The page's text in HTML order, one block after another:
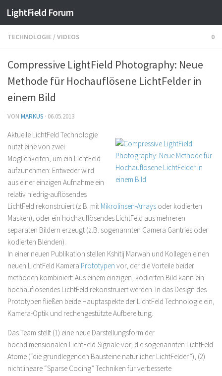
LightField Forum
TECHNOLOGIE /VIDEOS 0
Compressive LightField Photography: Neue
Methode für Hochauflösene LichtFelder in
einem Bild
VON MARKUS · 06.05.2013
Aktuelle LichtFeld Technologie
nutzt eine von zwei
Möglichkeiten, um ein LichtFeld
aufzunehmen: Entweder wird
aus einer einzigen Aufnahme ein
relativ niedrig-auflösendes
LichtFeld rekonstruiert (z.B. mit Mikrolinsen-Arrays oder kodierten
Masken), oder ein hochauflösendes LichtFeld aus mehreren
separaten Bildern erzeugt (z.B. sogenannten Camera Gantries oder
kodierten Blenden).
In einer neuen Publikation stellen Kshitij Marwah und Kollegen einen
neuen LichtFeld Kamera Prototypen vor, der die Vorteile beider
methoden kombiniert: Aus einem einzigen, kodierten Bild kann ein
hochauflösendes LichtFeld rekonstruiert werden. In das Design des
Prototypen fließen beide Hauptaspekte der LichtFeld Technologie ein,
Kamera-Optik und rechengestützte Aufbereitung.
Das Team stellt (1) eine neue Darstellungsform der
hochdimensionalen LichtFeld-Signale vor, die sogenannten LichtFeld
Atome (“die grundlegenden Bausteine natürlicher LichtFelder”), (2)
nichtlineare “Sparse Coding” Techniken für verbesserte